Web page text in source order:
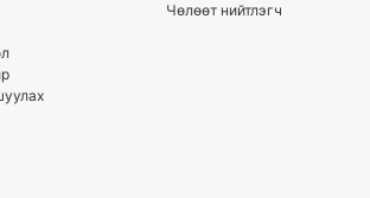
Чөлөөт нийтлэгч